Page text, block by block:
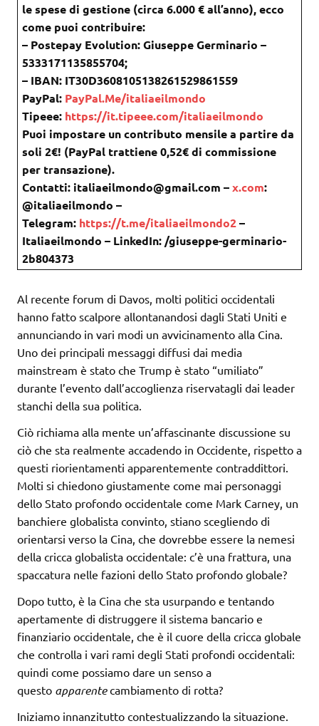
le spese di gestione (circa 6.000 € all’anno), ecco
come puoi contribuire:
– Postepay Evolution: Giuseppe Germinario –
5333171135855704;
– IBAN: IT30D3608105138261529861559
PayPal: PayPal.Me/italiaeilmondo
Tipeee: https://it.tipeee.com/italiaeilmondo
Puoi impostare un contributo mensile a partire da
soli 2€! (PayPal trattiene 0,52€ di commissione
per transazione).
Contatti: italiaeilmondo@gmail.com –x.com:
@italiaeilmondo –
Telegram: https://t.me/italiaeilmondo2–
Italiaeilmondo – LinkedIn: /giuseppe-germinario-
2b804373
Al recente forum di Davos, molti politici occidentali
hanno fatto scalpore allontanandosi dagli Stati Uniti e
annunciando in vari modi un avvicinamento alla Cina.
Uno dei principali messaggi diffusi dai media
mainstream è stato che Trump è stato “umiliato”
durante l’evento dall’accoglienza riservatagli dai leader
stanchi della sua politica.
Ciò richiama alla mente un’affascinante discussione su
ciò che sta realmente accadendo in Occidente, rispetto a
questi riorientamenti apparentemente contraddittori.
Molti si chiedono giustamente come mai personaggi
dello Stato profondo occidentale come Mark Carney, un
banchiere globalista convinto, stiano scegliendo di
orientarsi verso la Cina, che dovrebbe essere la nemesi
della cricca globalista occidentale: c’è una frattura, una
spaccatura nelle fazioni dello Stato profondo globale?
Dopo tutto, è la Cina che sta usurpando e tentando
apertamente di distruggere il sistema bancario e
finanziario occidentale, che è il cuore della cricca globale
che controlla i vari rami degli Stati profondi occidentali:
quindi come possiamo dare un senso a
questo apparentecambiamento di rotta?
Iniziamo innanzitutto contestualizzando la situazione.